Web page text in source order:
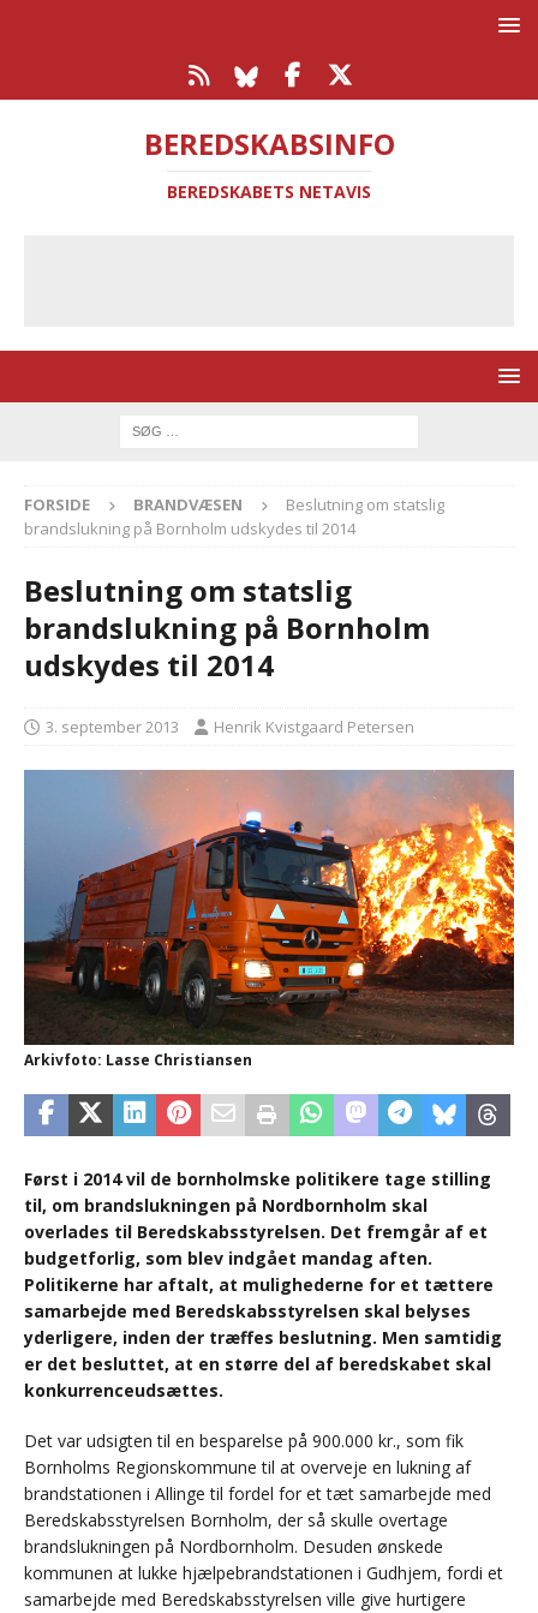
BEREDSKABSINFO
BEREDSKABETS NETAVIS
FORSIDE BRANDVÆSEN
Beslutning om statslig
brandslukning på Bornholm udskydes til 2014
Beslutning om statslig
brandslukning på Bornholm
udskydes til 2014
3. september 2013 Henrik Kvistgaard Petersen
Arkivfoto: Lasse Christiansen
Først i 2014 vil de bornholmske politikere tage stilling
til, om brandslukningen på Nordbornholm skal
overlades til Beredskabsstyrelsen. Det fremgår af et
budgetforlig, som blev indgået mandag aften.
Politikerne har aftalt, at mulighederne for et tættere
samarbejde med Beredskabsstyrelsen skal belyses
yderligere, inden der træffes beslutning. Men samtidig
er det besluttet, at en større del af beredskabet skal
konkurrenceudsættes.
Det var udsigten til en besparelse på 900.000 kr., som fik
Bornholms Regionskommune til at overveje en lukning af
brandstationen i Allinge til fordel for et tæt samarbejde med
Beredskabsstyrelsen Bornholm, der så skulle overtage
brandslukningen på Nordbornholm. Desuden ønskede
kommunen at lukke hjælpebrandstationen i Gudhjem, fordi et
samarbejde med Beredskabsstyrelsen ville give hurtigere